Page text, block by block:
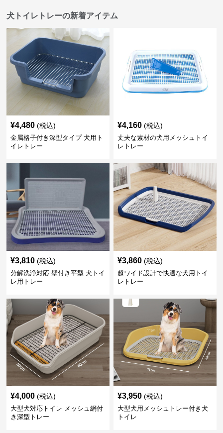
犬トイレトレーの新着アイテム
¥4,480 (税込)
金属格子付き深型タイプ 犬用ト
イレトレー
¥4,160 (税込)
丈夫な素材の犬用メッシュトイ
レトレー
¥3,810 (税込)
分解洗浄対応 壁付き平型 犬トイ
レ用トレー
¥3,860 (税込)
超ワイド設計で快適な犬用トイ
レトレー
¥4,000 (税込)
大型犬対応トイレ メッシュ網付
き深型トレー
¥3,950 (税込)
大型犬用メッシュトレー付き犬
トイレ